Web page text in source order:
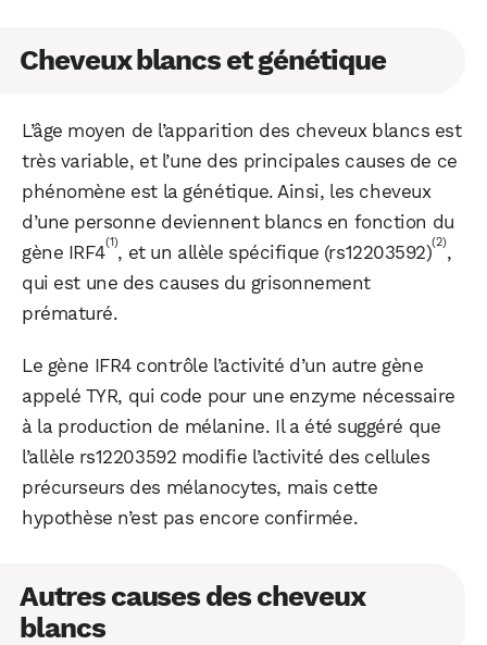
Cheveux blancs et génétique
L’âge moyen de l’apparition des cheveux blancs est
très variable, et l’une des principales causes de ce
phénomène est la génétique. Ainsi, les cheveux
d’une personne deviennent blancs en fonction du
gène IRF4(1), et un allèle spécifique (rs12203592)(2),
qui est une des causes du grisonnement
prématuré.
Le gène IFR4 contrôle l’activité d’un autre gène
appelé TYR, qui code pour une enzyme nécessaire
à la production de mélanine. Il a été suggéré que
l’allèle rs12203592 modifie l’activité des cellules
précurseurs des mélanocytes, mais cette
hypothèse n’est pas encore confirmée.
Autres causes des cheveux
blancs